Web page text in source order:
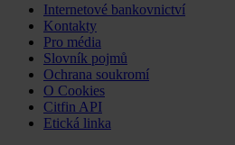
Internetové bankovnictví
Kontakty
Pro média
Slovník pojmů
Ochrana soukromí
O Cookies
Citfin API
Etická linka